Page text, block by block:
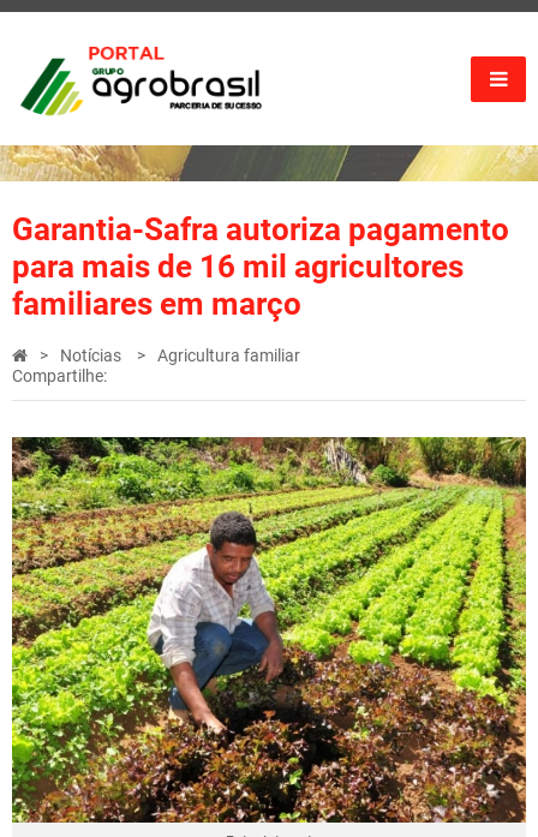
Garantia-Safra autoriza pagamento
para mais de 16 mil agricultores
familiares em março
Notícias
Agricultura familiar
Compartilhe: